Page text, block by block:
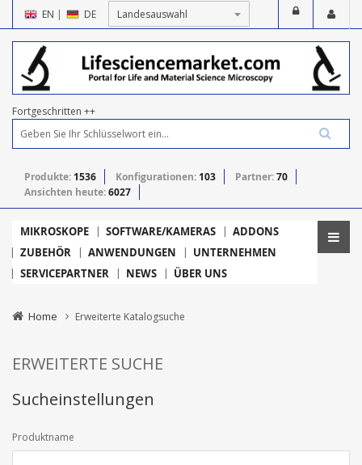
EN | DE
Fortgeschritten ++
Produkte: 1536 Konfigurationen: 103 Partner:70
Ansichten heute:6027
MIKROSKOPE SOFTWARE/KAMERAS
ADDONS
ZUBEHÖR
ANWENDUNGEN
UNTERNEHMEN
SERVICEPARTNER
NEWS ÜBER UNS
Home Erweiterte Katalogsuche
ERWEITERTE SUCHE
Sucheinstellungen
Produktname